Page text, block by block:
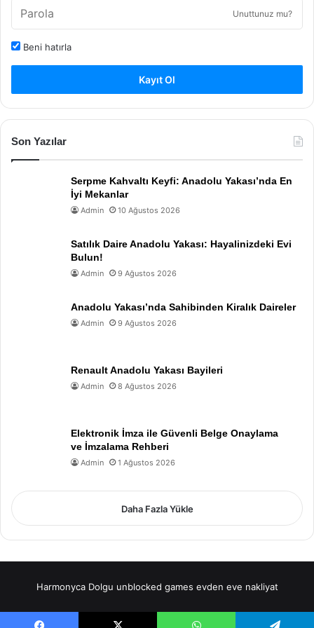
Unuttunuz mu?
Beni hatırla
Kayıt Ol
Son Yazılar
Serpme Kahvaltı Keyfi: Anadolu Yakası’nda En
İyi Mekanlar
Admin 10 Ağustos 2026
Satılık Daire Anadolu Yakası: Hayalinizdeki Evi
Bulun!
Admin 9 Ağustos 2026
Anadolu Yakası’nda Sahibinden Kiralık Daireler
Admin 9 Ağustos 2026
Renault Anadolu Yakası Bayileri
Admin 8 Ağustos 2026
Elektronik İmza ile Güvenli Belge Onaylama
ve İmzalama Rehberi
Admin 1 Ağustos 2026
Daha Fazla Yükle
Harmonyca Dolgu unblocked games evden eve nakliyat